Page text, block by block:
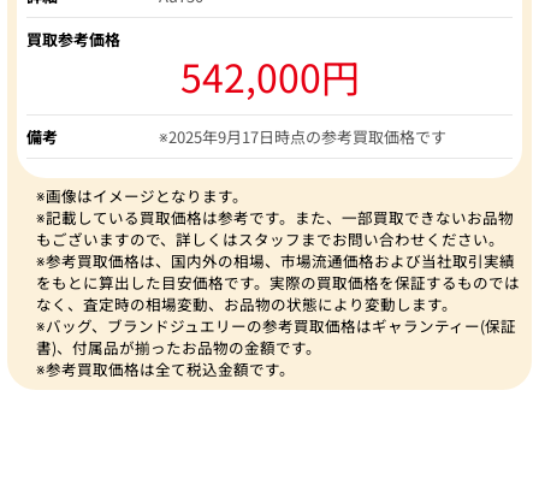
買取参考価格
542,000円
備考 ※2025年9月17日時点の参考買取価格です
※画像はイメージとなります。
※記載している買取価格は参考です。また、一部買取できないお品物
もございますので、詳しくはスタッフまでお問い合わせください。
※参考買取価格は、国内外の相場、市場流通価格および当社取引実績
をもとに算出した目安価格です。実際の買取価格を保証するものでは
なく、査定時の相場変動、お品物の状態により変動します。
※バッグ、ブランドジュエリーの参考買取価格はギャランティー(保証
書)、付属品が揃ったお品物の金額です。
※参考買取価格は全て税込金額です。